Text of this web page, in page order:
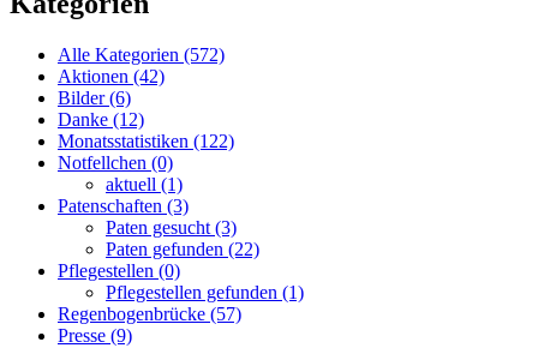
Alle Kategorien (572)
Aktionen (42)
Bilder (6)
Danke (12)
Monatsstatistiken (122)
Notfellchen (0)
aktuell (1)
Patenschaften (3)
Paten gesucht (3)
Paten gefunden (22)
Pflegestellen (0)
Pflegestellen gefunden (1)
Regenbogenbrücke (57)
Presse (9)